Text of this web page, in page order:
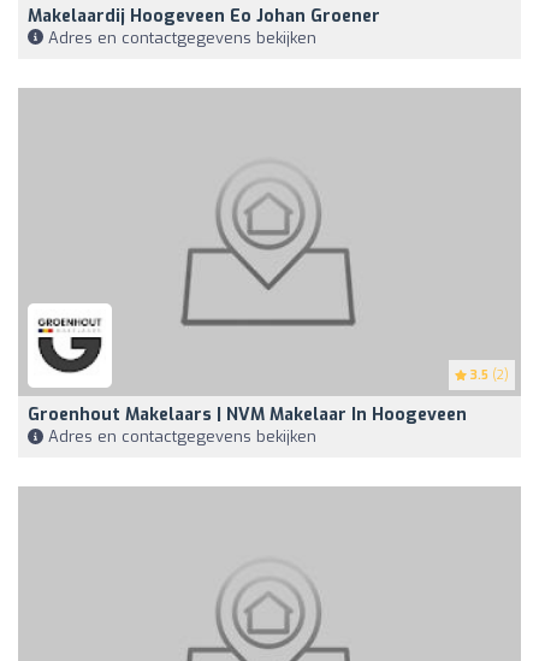
Makelaardij Hoogeveen Eo Johan Groener
Adres en contactgegevens bekijken
3.5 (2)
Groenhout Makelaars | NVM Makelaar In Hoogeveen
Adres en contactgegevens bekijken